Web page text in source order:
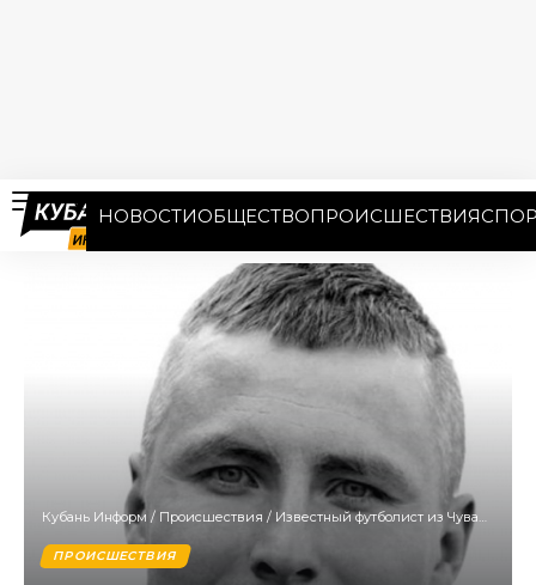
НОВОСТИОБЩЕСТВОПРОИСШЕСТВИЯ
Кубань Информ / Происшествия / Известный футболист из Чувашии Алексей Лесин скончался в Сочи при странных обстоятельствах
ПРОИСШЕСТВИЯ